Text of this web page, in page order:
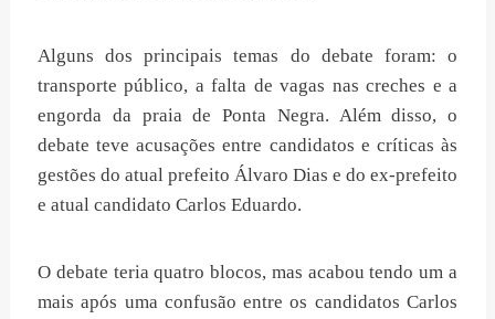
Alguns dos principais temas do debate foram: o
transporte público, a falta de vagas nas creches e a
engorda da praia de Ponta Negra. Além disso, o
debate teve acusações entre candidatos e críticas às
gestões do atual prefeito Álvaro Dias e do ex-prefeito
e atual candidato Carlos Eduardo.
O debate teria quatro blocos, mas acabou tendo um a
mais após uma confusão entre os candidatos Carlos